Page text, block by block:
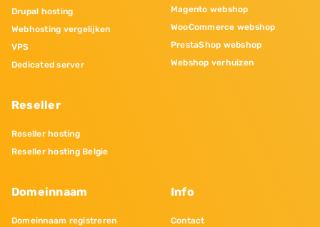
Drupal hosting
Webhosting vergelijken
VPS
Dedicated server
Reseller
Reseller hosting
Reseller hosting Belgie
Magento webshop
WooCommerce webshop
PrestaShop webshop
Webshop verhuizen
Domeinnaam
Domeinnaam registreren
Info
Contact